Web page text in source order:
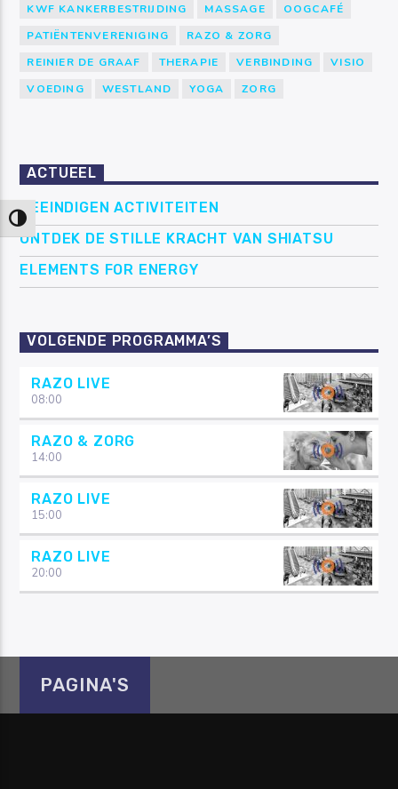
Keuze voor hoog contrast
KWF KANKERBESTRIJDING
MASSAGE
OOGCAFÉ
PATIËNTENVERENIGING
RAZO & ZORG
REINIER DE GRAAF
THERAPIE VERBINDING
VISIO
VOEDING
WESTLAND YOGA ZORG
ACTUEEL
BEEINDIGEN ACTIVITEITEN
ONTDEK DE STILLE KRACHT VAN SHIATSU
ELEMENTS FOR ENERGY
VOLGENDE PROGRAMMA’S
RAZO LIVE
08:00
RAZO & ZORG
14:00
RAZO LIVE
15:00
RAZO LIVE
20:00
PAGINA'S